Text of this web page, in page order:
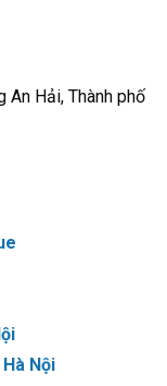
Hải, Thành phố
Nội